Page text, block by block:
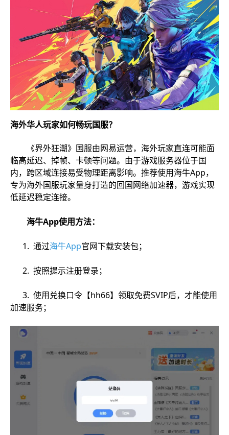
海外华人玩家如何畅玩国服？
《界外狂潮》国服由网易运营，海外玩家直连可能面
临高延迟、掉帧、卡顿等问题。由于游戏服务器位于国
内，跨区域连接易受物理距离影响。推荐使用海牛App，
专为海外国服玩家量身打造的回国网络加速器，游戏实现
低延迟稳定连接。
海牛App使用方法：
1. 通过海牛App官网下载安装包；
2. 按照提示注册登录；
3. 使用兑换口令【hh66】领取免费SVIP后，才能使用
加速服务；